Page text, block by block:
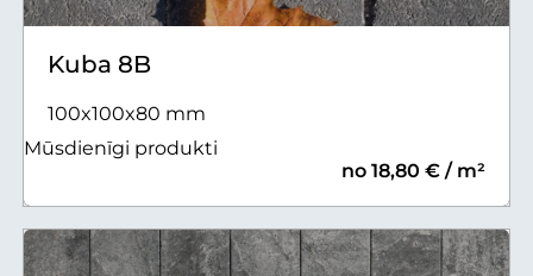
Kuba 8B
100x100x80 mm
Mūsdienīgi produkti
no 18,80 € / m²